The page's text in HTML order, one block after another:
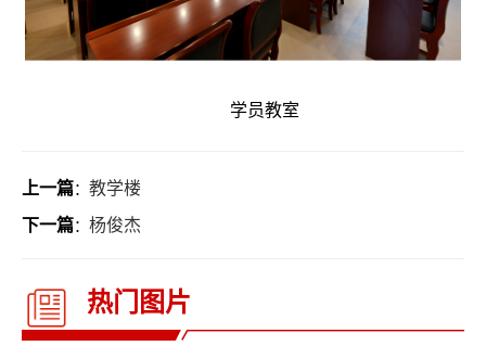
学员教室
上一篇：教学楼
下一篇：杨俊杰
热门图片